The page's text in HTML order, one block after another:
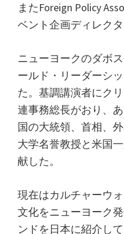
またForeign Policy
ベント企画ディレクタ
ニューヨークのダボ
ールド・リーダーシ
た。基調講演者にク
連事務総長がおり、
国の大統領、首相、外
大学名誉教授と米国
献した。
現在はカルチャーウ
文化をニューヨーク
ンドを日本に紹介し